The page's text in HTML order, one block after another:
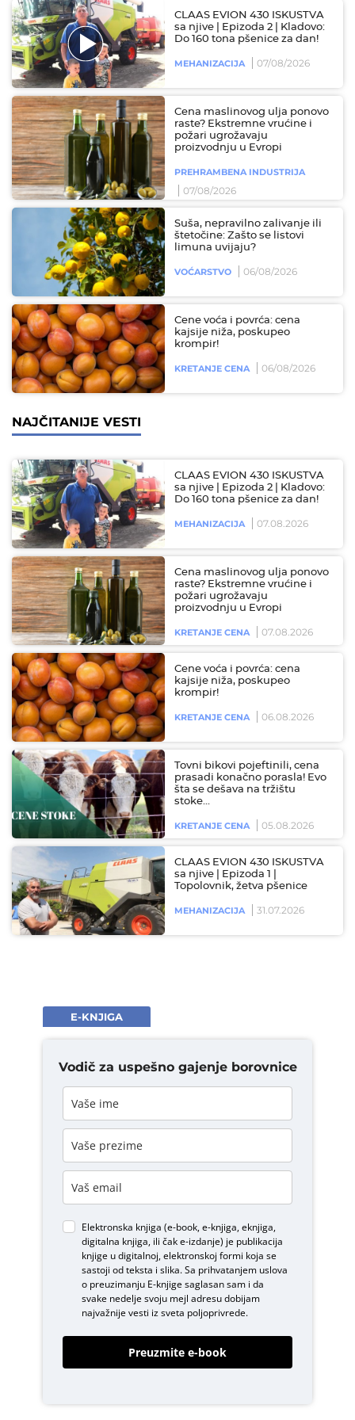
CLAAS EVION 430 ISKUSTVA
sa njive | Epizoda 2 | Kladovo:
Do 160 tona pšenice za dan!
MEHANIZACIJA 07/08/2026
Cena maslinovog ulja ponovo
raste? Ekstremne vrućine i
požari ugrožavaju
proizvodnju u Evropi
PREHRAMBENA INDUSTRIJA
07/08/2026
Suša, nepravilno zalivanje ili
štetočine: Zašto se listovi
limuna uvijaju?
VOĆARSTVO 06/08/2026
Cene voća i povrća: cena
kajsije niža, poskupeo
krompir!
KRETANJE CENA 06/08/2026
NAJČITANIJE VESTI
CLAAS EVION 430 ISKUSTVA
sa njive | Epizoda 2 | Kladovo:
Do 160 tona pšenice za dan!
MEHANIZACIJA 07.08.2026
Cena maslinovog ulja ponovo
raste? Ekstremne vrućine i
požari ugrožavaju
proizvodnju u Evropi
KRETANJE CENA 07.08.2026
Cene voća i povrća: cena
kajsije niža, poskupeo
krompir!
KRETANJE CENA 06.08.2026
Tovni bikovi pojeftinili, cena
prasadi konačno porasla! Evo
šta se dešava na tržištu
stoke…
KRETANJE CENA 05.08.2026
CLAAS EVION 430 ISKUSTVA
sa njive | Epizoda 1 |
Topolovnik, žetva pšenice
MEHANIZACIJA 31.07.2026
E-KNJIGA
Vodič za uspešno gajenje borovnice
Elektronska knjiga (e-book, e-knjiga, eknjiga,
digitalna knjiga, ili čak e-izdanje) je publikacija
knjige u digitalnoj, elektronskoj formi koja se
sastoji od teksta i slika. Sa prihvatanjem uslova
o preuzimanju E-knjigesaglasan sam i da
svake nedelje svoju mejl adresu dobijam
najvažnije vesti iz sveta poljoprivrede.
Preuzmite e-book